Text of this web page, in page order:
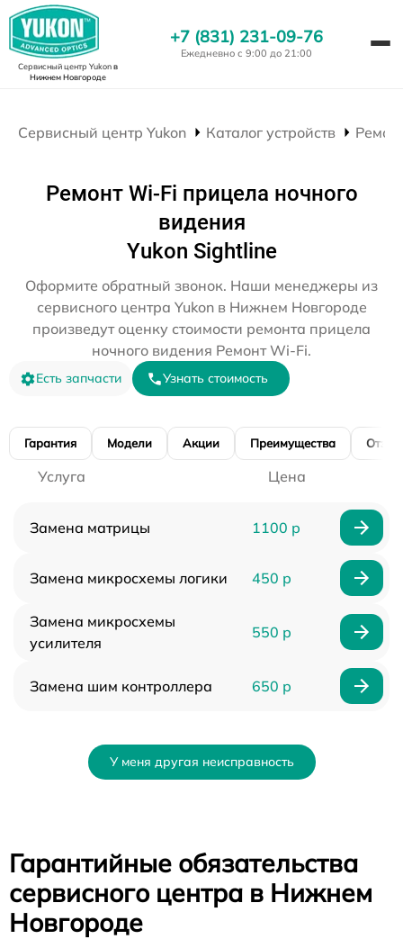
Сервисный центр Yukonв
Нижнем Новгороде
+7 (831) 231-09-76
Ежедневно с 9:00 до 21:00
Сервисный центр Yukon Каталог устройств
Ремонт Wi-Fi прицела ночного
видения
Yukon Sightline
Оформите обратный звонок. Наши менеджеры из
сервисного центра Yukon в Нижнем Новгороде
произведут оценку стоимости ремонта прицела
ночного видения Ремонт Wi-Fi.
Есть запчасти Узнать стоимость
Гарантия Модели Акции Преимущества
Услуга Цена
Замена матрицы 1100 р
Замена микросхемы логики 450 р
Замена микросхемы
усилителя
550 р
Замена шим контроллера 650 р
У меня другая неисправность
Гарантийные обязательства
сервисного центра в Нижнем
Новгороде